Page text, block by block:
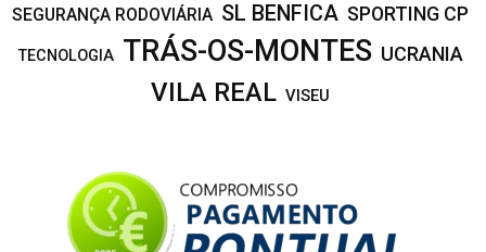
SEGURANÇA RODOVIÁRIA SL BENFICA SPORTING CP
TECNOLOGIA TRÁS-OS-MONTES UCRANIA
VILA REAL VISEU